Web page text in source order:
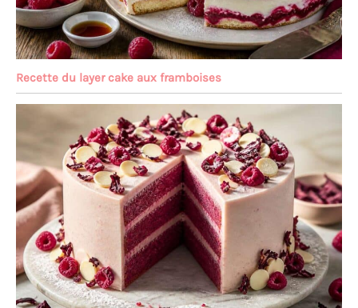
Recette du layer cake aux framboises